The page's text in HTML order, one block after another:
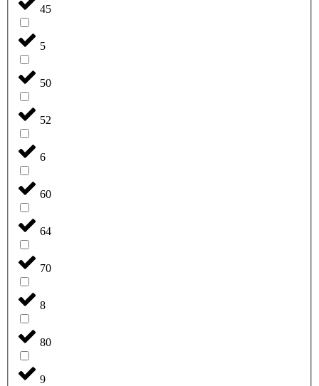
45
5
50
52
6
60
64
70
8
80
9